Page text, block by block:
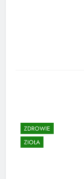
ZDROWIE
ZIOŁA